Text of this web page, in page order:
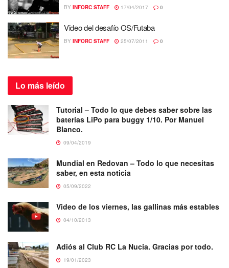
BY INFORC STAFF 17/04/2017 0
Video del desafío OS/Futaba
BY INFORC STAFF 25/07/2011 0
Lo más leído
Tutorial – Todo lo que debes saber sobre las
baterías LiPo para buggy 1/10. Por Manuel
Blanco.
09/04/2019
Mundial en Redovan – Todo lo que necesitas
saber, en esta noticia
05/09/2022
Video de los viernes, las gallinas más estables
04/10/2013
Adiós al Club RC La Nucia. Gracias por todo.
19/01/2023